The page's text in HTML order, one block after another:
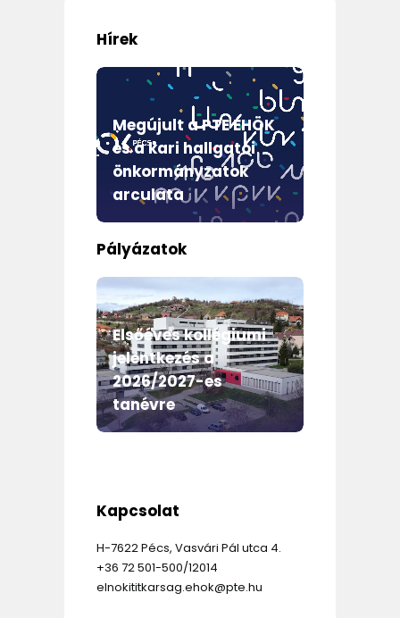
Hírek
Megújult a PTE EHÖK
és a kari hallgatói
önkormányzatok
arculata
Pályázatok
Elsőéves kollégiumi
jelentkezés a
2026/2027-es
tanévre
Kapcsolat
H-7622 Pécs, Vasvári Pál utca 4.
+36 72 501-500/12014
elnokititkarsag.ehok@pte.hu